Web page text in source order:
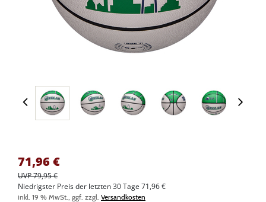
71,96 €
UVP 79,95 €
Niedrigster Preis der letzten 30 Tage 71,96 €
inkl. 19 % MwSt., ggf. zzgl. Versandkosten